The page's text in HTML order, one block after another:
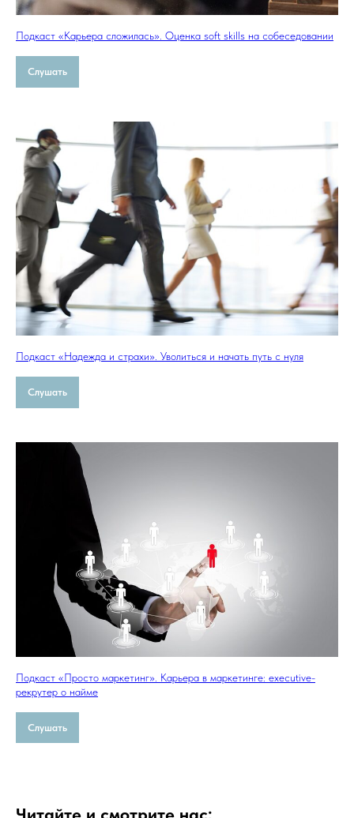
Подкаст «Карьера сложилась». Оценка soft skills на собеседовании
Слушать
Подкаст «Надежда и страхи». Уволиться и начать путь с нуля
Слушать
Подкаст «Просто маркетинг». Карьера в маркетинге: executive-
рекрутер о найме
Слушать